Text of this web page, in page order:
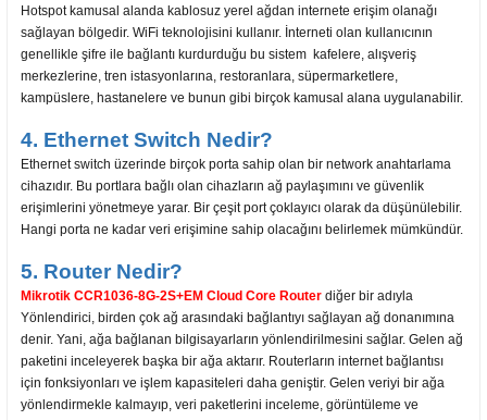
Hotspot kamusal alanda kablosuz yerel ağdan internete erişim olanağı
sağlayan bölgedir. WiFi teknolojisini kullanır. İnterneti olan kullanıcının
genellikle şifre ile bağlantı kurdurduğu bu sistem kafelere, alışveriş
merkezlerine, tren istasyonlarına, restoranlara, süpermarketlere,
kampüslere, hastanelere ve bunun gibi birçok kamusal alana uygulanabilir.
4. Ethernet Switch Nedir?
Ethernet switch üzerinde birçok porta sahip olan bir network anahtarlama
cihazıdır. Bu portlara bağlı olan cihazların ağ paylaşımını ve güvenlik
erişimlerini yönetmeye yarar. Bir çeşit port çoklayıcı olarak da düşünülebilir.
Hangi porta ne kadar veri erişimine sahip olacağını belirlemek mümkündür.
5. Router Nedir?
Mikrotik CCR1036-8G-2S+EM Cloud Core Router diğer bir adıyla
Yönlendirici, birden çok ağ arasındaki bağlantıyı sağlayan ağ donanımına
denir. Yani, ağa bağlanan bilgisayarların yönlendirilmesini sağlar. Gelen ağ
paketini inceleyerek başka bir ağa aktarır. Routerların internet bağlantısı
için fonksiyonları ve işlem kapasiteleri daha geniştir. Gelen veriyi bir ağa
yönlendirmekle kalmayıp, veri paketlerini inceleme, görüntüleme ve